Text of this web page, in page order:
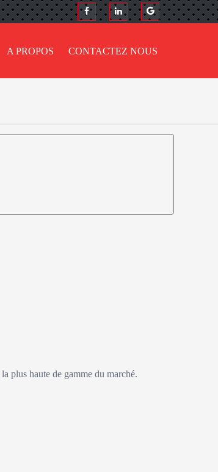
A PROPOS CONTACTEZ NOUS
la plus haute de gamme du marché.